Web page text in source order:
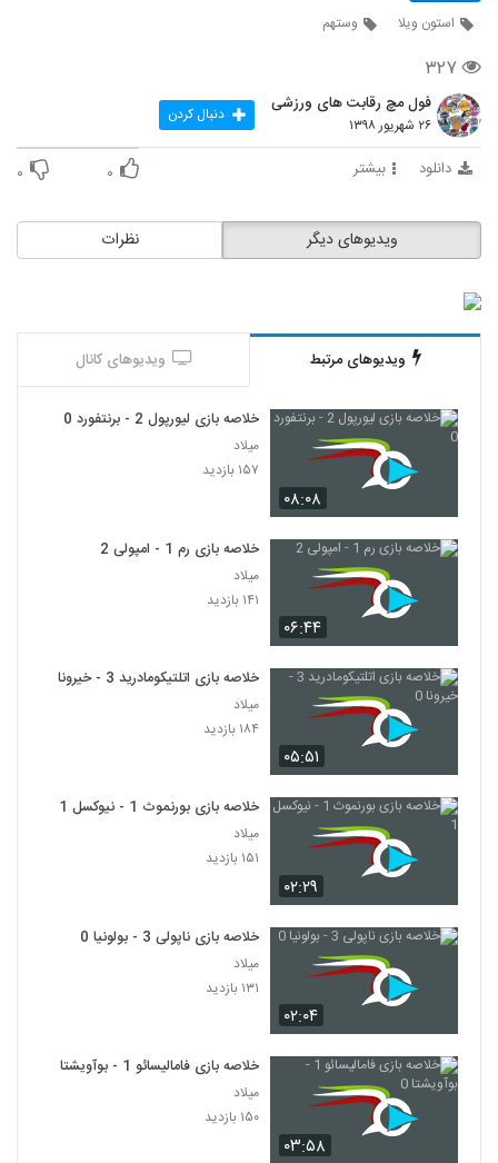
استون ویلا
وستهم
۳۲۷
فول مچ رقابت های ورزشی
۲۶ شهریور ۱۳۹۸ دنبال کردن
دانلود بیشتر ۰ ۰
نظرات ویدیوهای دیگر
ویدیوهای مرتبط ویدیوهای کانال
۰۸:۰۸
خلاصه بازی لیورپول 2 - برنتفورد 0
میلاد
۱۵۷ بازدید
۰۶:۴۴
خلاصه بازی رم 1 - امپولی 2
میلاد
۱۴۱ بازدید
۰۵:۵۱
خلاصه بازی اتلتیکومادرید 3 - خیرونا 0
میلاد
۱۸۴ بازدید
۰۲:۲۹
خلاصه بازی بورنموث 1 - نیوکسل 1
میلاد
۱۵۱ بازدید
۰۲:۰۴
خلاصه بازی ناپولی 3 - بولونیا 0
میلاد
۱۳۱ بازدید
۰۳:۵۸
خلاصه بازی فامالیسائو 1 - بوآویشتا 0
میلاد
۱۵۰ بازدید